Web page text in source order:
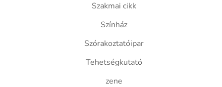
Szakmai cikk
Színház
Szórakoztatóipar
Tehetségkutató
zene